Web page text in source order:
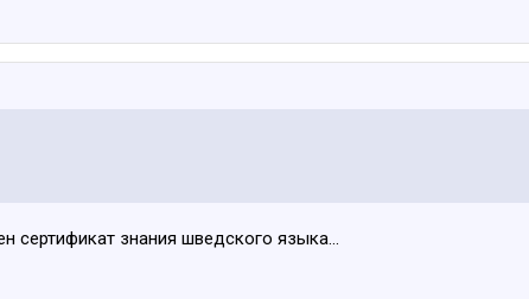
сертификат знания шведского языка...